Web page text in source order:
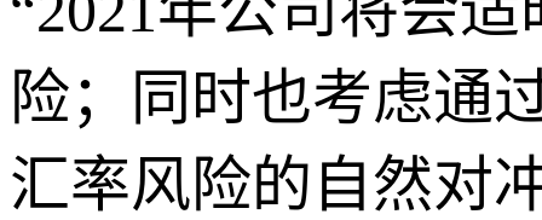
险；同时也考虑通
汇率风险的自然对